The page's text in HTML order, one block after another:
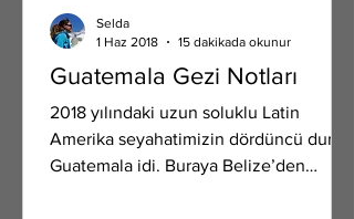
Guatemala Gezi Notları
2018 yılındaki uzun soluklu Latin
Amerika seyahatimizin dördüncü durağı
Guatemala idi. Buraya Belize’den
Selda
1 Haz 2018
15 dakikada okunur